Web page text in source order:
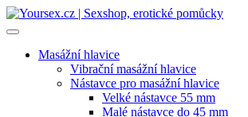
Přejít
k
Masážní hlavice
Vibrační masážní hlavice
Nástavce pro masážní hlavice
Velké nástavce 55 mm
Malé nástavce do 45 mm